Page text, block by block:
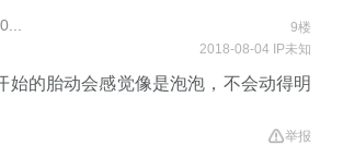
9楼
2018-08-04 IP未知
始的胎动会感觉像是泡泡，不会动得明
举报